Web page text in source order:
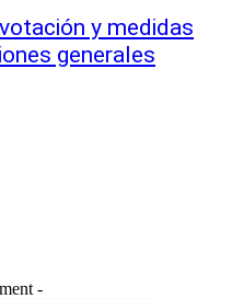
y medidas
generales
-